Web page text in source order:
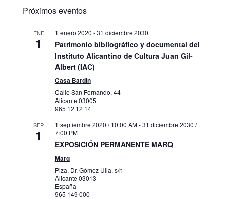
Próximos eventos
ENE
1
1 enero 2020 -31 diciembre 2030
Patrimonio bibliográfico y documental del
Instituto Alicantino de Cultura Juan Gil-
Albert (IAC)
Casa Bardín
Calle San Fernando, 44
Alicante 03005
965 12 12 14
SEP
1
1 septiembre 2020 / 10:00 AM-31 diciembre 2030 /
7:00 PM
EXPOSICIÓN PERMANENTE MARQ
Marq
Plza. Dr. Gómez Ulla, s/n
Alicante 03013
España
965 149 000